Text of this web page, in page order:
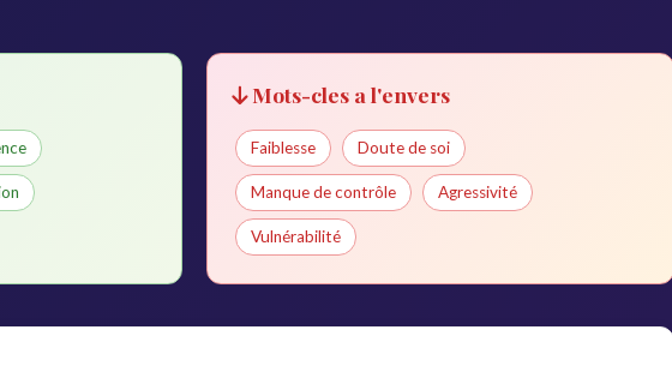
Mots-cles a l'envers
Faiblesse Doute de soi
Manque de contrôle Agressivité
Vulnérabilité